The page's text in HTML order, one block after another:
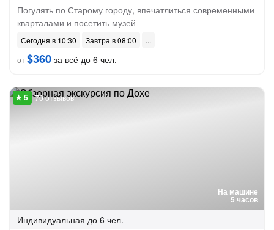
Погулять по Старому городу, впечатлиться современными
кварталами и посетить музей
Сегодня в 10:30
Завтра в 08:00
от$360 за всё до 6 чел.
На машине
5 часов
70 отзывов
Индивидуальная до 6 чел.